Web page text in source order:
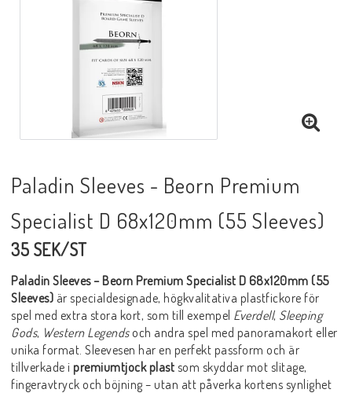
Paladin Sleeves - Beorn Premium
Specialist D 68x120mm (55 Sleeves)
35 SEK/ST
Paladin Sleeves – Beorn Premium Specialist D 68x120mm (55
Sleeves) är specialdesignade, högkvalitativa plastfickore för
spel med extra stora kort, som till exempel Everdell, Sleeping
Gods, Western Legendsoch andra spel med panoramakort eller
unika format. Sleevesen har en perfekt passform och är
tillverkade i premiumtjock plast som skyddar mot slitage,
fingeravtryck och böjning – utan att påverka kortens synlighet